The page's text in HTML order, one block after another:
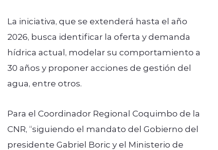
La iniciativa, que se extenderá hasta el año
2026, busca identificar la oferta y demanda
hídrica actual, modelar su comportamiento a
30 años y proponer acciones de gestión del
agua, entre otros.
Para el Coordinador Regional Coquimbo de la
CNR, “siguiendo el mandato del Gobierno del
presidente Gabriel Boric y el Ministerio de